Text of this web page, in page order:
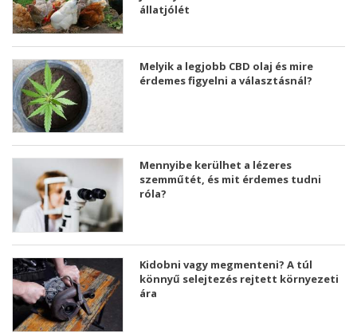
állatjólét
Melyik a legjobb CBD olaj és mire
érdemes figyelni a választásnál?
Mennyibe kerülhet a lézeres
szemműtét, és mit érdemes tudni
róla?
Kidobni vagy megmenteni? A túl
könnyű selejtezés rejtett környezeti
ára